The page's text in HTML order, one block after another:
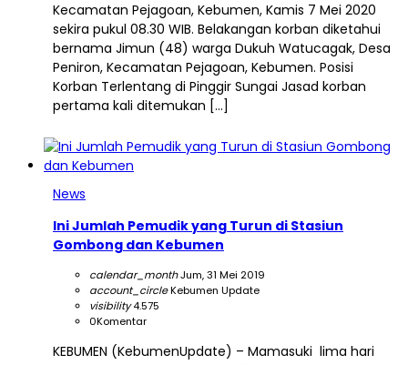
Kecamatan Pejagoan, Kebumen, Kamis 7 Mei 2020
sekira pukul 08.30 WIB. Belakangan korban diketahui
bernama Jimun (48) warga Dukuh Watucagak, Desa
Peniron, Kecamatan Pejagoan, Kebumen. Posisi
Korban Terlentang di Pinggir Sungai Jasad korban
pertama kali ditemukan […]
News
Ini Jumlah Pemudik yang Turun di Stasiun
Gombong dan Kebumen
calendar_monthJum, 31 Mei 2019
account_circleKebumen Update
visibility4.575
0Komentar
KEBUMEN (KebumenUpdate) – Mamasuki lima hari